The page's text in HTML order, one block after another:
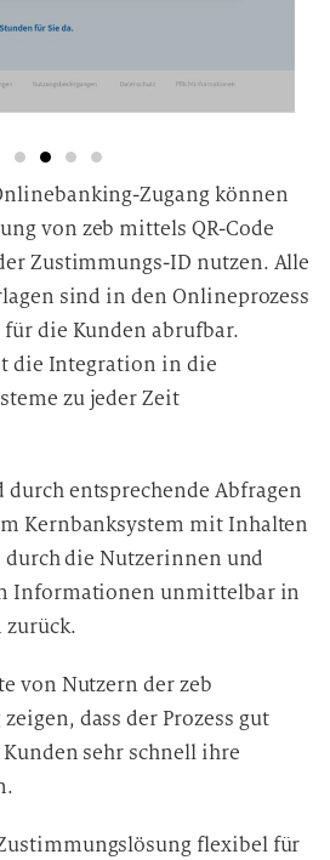
Zugang können
von zeb mittels QR-Code
Zustimmungs-ID nutzen. Alle
sind in den Onlineprozess
die Kunden abrufbar.
die Integration in die
zu jeder Zeit
entsprechende Abfragen
Kernbanksystem mit Inhalten
die Nutzerinnen und
Informationen unmittelbar in
zurück.
von Nutzern der zeb
dass der Prozess gut
sehr schnell ihre
flexibel für